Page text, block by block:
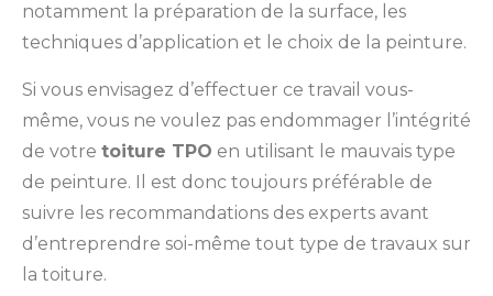
notamment la préparation de la surface, les
techniques d’application et le choix de la peinture.
Si vous envisagez d’effectuer ce travail vous-
même, vous ne voulez pas endommager l’intégrité
de votre toiture TPO en utilisant le mauvais type
de peinture. Il est donc toujours préférable de
suivre les recommandations des experts avant
d’entreprendre soi-même tout type de travaux sur
la toiture.